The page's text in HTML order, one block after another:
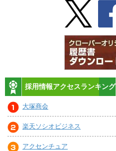
採用情報アクセスランキング
大塚商会
楽天ソシオビジネス
アクセンチュア